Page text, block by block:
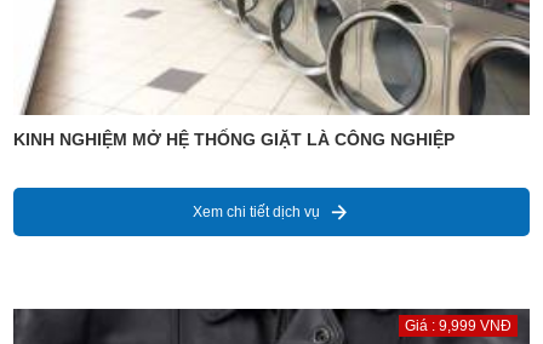
KINH NGHIỆM MỞ HỆ THỐNG GIẶT LÀ CÔNG NGHIỆP
Xem chi tiết dịch vụ
Giá : 9,999 VNĐ